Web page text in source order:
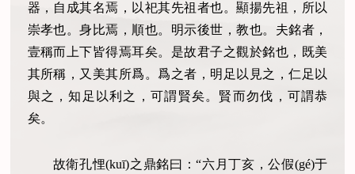
器，自成其名焉，以祀其先祖者也。顯揚先祖，所以
崇孝也。身比焉，順也。明示後世，教也。夫銘者，
壹稱而上下皆得焉耳矣。是故君子之觀於銘也，既美
其所稱，又美其所爲。爲之者，明足以見之，仁足以
與之，知足以利之，可謂賢矣。賢而勿伐，可謂恭
矣。
故衛孔悝(kuī)之鼎銘曰：“六月丁亥，公假(gé)于